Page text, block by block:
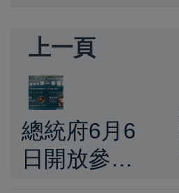
上一頁
總統府6月6
日開放參